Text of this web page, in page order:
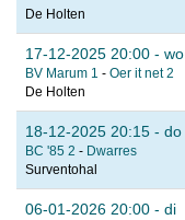
De Holten
17-12-2025 20:00 - wo
BV Marum 1 - Oer it net 2
De Holten
18-12-2025 20:15 - do
BC '85 2 - Dwarres
Surventohal
06-01-2026 20:00 - di